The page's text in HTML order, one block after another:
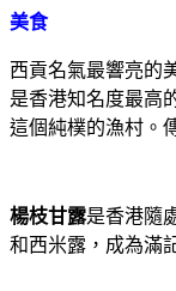
美食
西貢名氣最響亮的
是香港知名度最高
這個純樸的漁村。
楊枝甘露是香港隨
和西米露，成為滿